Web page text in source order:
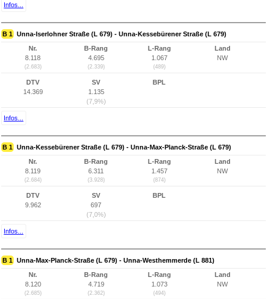
Infos...
B 1 Unna-Iserlohner Straße (L 679) - Unna-Kessebürener Straße (L 679)
Nr.
8.118
(2.683)
B-Rang
4.695
(2.339)
L-Rang
1.067
(489)
Land
NW
DTV
14.369
SV
1.135
(7,9%)
BPL
Infos...
B 1 Unna-Kessebürener Straße (L 679) - Unna-Max-Planck-Straße (L 679)
Nr.
8.119
(2.684)
B-Rang
6.311
(3.928)
L-Rang
1.457
(874)
Land
NW
DTV
9.962
SV
697
(7,0%)
BPL
Infos...
B 1 Unna-Max-Planck-Straße (L 679) - Unna-Westhemmerde (L 881)
Nr.
8.120
(2.685)
B-Rang
4.719
(2.362)
L-Rang
1.073
(494)
Land
NW